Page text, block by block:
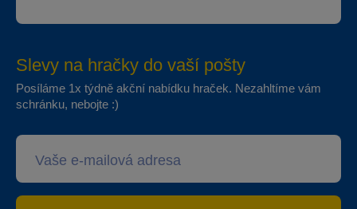
Slevy na hračky do vaší pošty
Posíláme 1x týdně akční nabídku hraček. Nezahltíme vám
schránku, nebojte :)